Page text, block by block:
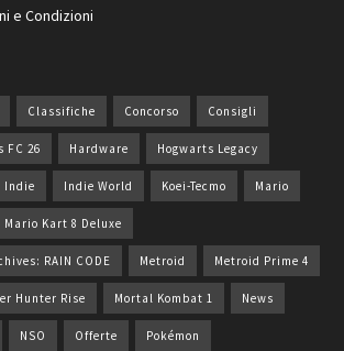
e Condizioni
Classifiche Concorso Consigli
FC 26 Hardware Hogwarts Legacy
Indie Indie World Koei-Tecmo Mario
Mario Kart 8 Deluxe
RAIN CODE Metroid Metroid Prime 4
Hunter Rise Mortal Kombat 1 News
NSO Offerte Pokémon